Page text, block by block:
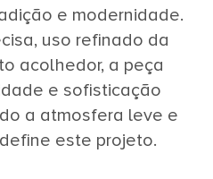
e modernidade.
uso refinado da
acolhedor, a peça
e sofisticação
a atmosfera leve e
este projeto.